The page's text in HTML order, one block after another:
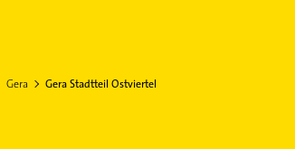
Gera Gera Stadtteil Ostviertel